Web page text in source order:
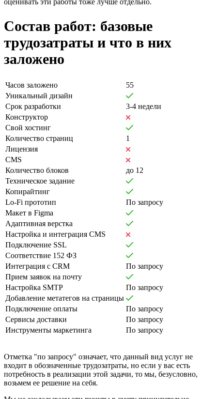
Состав работ: базовые
трудозатраты и что в них
заложено
Часов заложено
55
Уникальный дизайн
Срок разработки
3-4 недели
Конструктор
Свой хостинг
Количество страниц
1
Лицензия
CMS
Количество блоков
до 12
Техническое задание
Копирайтинг
Lo-Fi прототип
По запросу
Макет в Figma
Адаптивная верстка
Настройка и интеграция CMS
Подключение SSL
Соответствие 152 ФЗ
Интеграция с CRM
По запросу
Прием заявок на почту
Настройка SMTP
По запросу
Добавление метатегов на страницы
Подключение оплаты
По запросу
Сервисы доставки
По запросу
Инструменты маркетинга
По запросу
Отметка "по запросу" означает, что данный вид услуг не
входит в обозначенные трудозатраты, но если у вас есть
потребность в реализации этой задачи, то мы, безусловно,
возьмем ее решение на себя.